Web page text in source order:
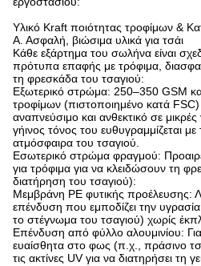
Υλικό Kraft ποιότητας τροφίμων &
Α. Ασφαλή, βιώσιμα υλικά για τσάι
Κάθε εξάρτημα του σωλήνα είναι
πρότυπα επαφής με τρόφιμα,
τη φρεσκάδα του τσαγιού:
Εξωτερικό στρώμα: 250–350 GSM
τροφίμων (πιστοποιημένο κατά
αναπνεύσιμο και ανθεκτικό σε μικρές
γήινος τόνος του ευθυγραμμίζεται με
ατμόσφαιρα του τσαγιού.
Εσωτερικό στρώμα φραγμού:
για τρόφιμα για να κλειδώσουν τη
διατήρηση του τσαγιού):
Μεμβράνη PE φυτικής προέλευσης:
επένδυση που εμποδίζει την
το στέγνωμα του τσαγιού) χωρίς
Επένδυση από φύλλο αλουμινίου:
ευαίσθητα στο φως (π.χ., πράσινο
τις ακτίνες UV για να διατηρήσει τη